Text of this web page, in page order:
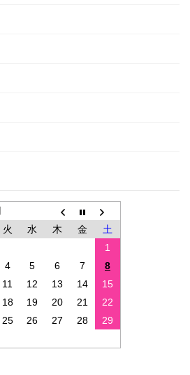
火 水 木 金
土
1
4 5 6 7
8
11 12 13 14
15
18 19 20 21
22
25 26 27 28
29